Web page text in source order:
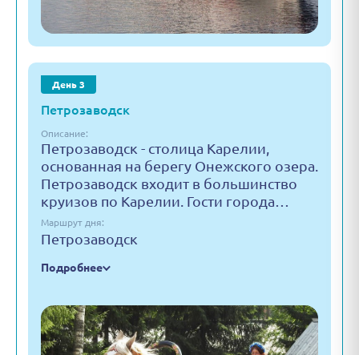
День 3
Петрозаводск
Описание:
Петрозаводск - столица Карелии,
основанная на берегу Онежского озера.
Петрозаводск входит в большинство
круизов по Карелии. Гости города…
Маршрут дня:
Петрозаводск
Подробнее